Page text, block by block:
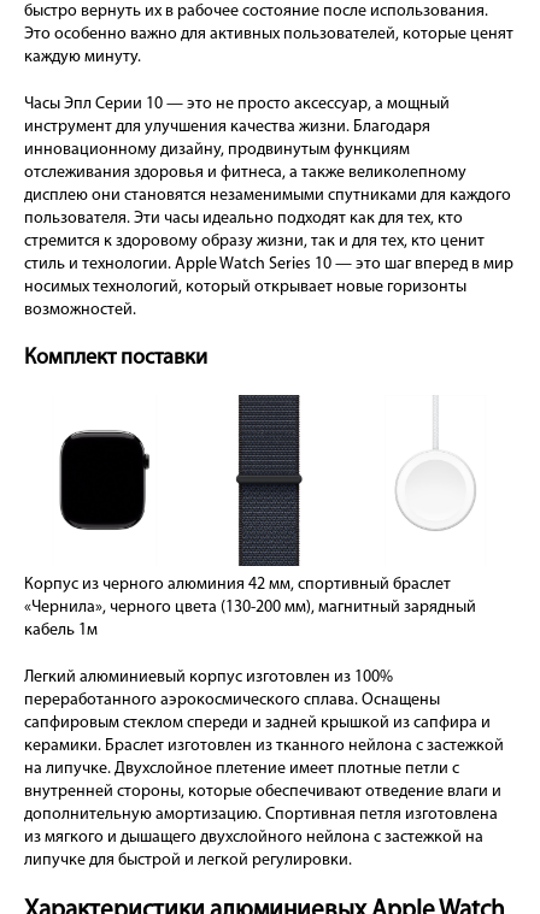
быстро вернуть их в рабочее состояние после использования.
Это особенно важно для активных пользователей, которые ценят
каждую минуту.
Часы Эпл Серии 10 — это не просто аксессуар, а мощный
инструмент для улучшения качества жизни. Благодаря
инновационному дизайну, продвинутым функциям
отслеживания здоровья и фитнеса, а также великолепному
дисплею они становятся незаменимыми спутниками для каждого
пользователя. Эти часы идеально подходят как для тех, кто
стремится к здоровому образу жизни, так и для тех, кто ценит
стиль и технологии. Apple Watch Series 10 — это шаг вперед в мир
носимых технологий, который открывает новые горизонты
возможностей.
Комплект поставки
Корпус из черного алюминия 42 мм, спортивный браслет
«Чернила», черного цвета (130-200 мм), магнитный зарядный
кабель 1м
Легкий алюминиевый корпус изготовлен из 100%
переработанного аэрокосмического сплава. Оснащены
сапфировым стеклом спереди и задней крышкой из сапфира и
керамики. Браслет изготовлен из тканного нейлона с застежкой
на липучке. Двухслойное плетение имеет плотные петли с
внутренней стороны, которые обеспечивают отведение влаги и
дополнительную амортизацию. Спортивная петля изготовлена
из мягкого и дышащего двухслойного нейлона с застежкой на
липучке для быстрой и легкой регулировки.